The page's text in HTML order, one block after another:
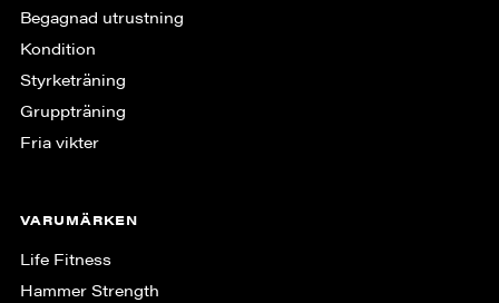
Begagnad utrustning
Kondition
Styrketräning
Gruppträning
Fria vikter
VARUMÄRKEN
Life Fitness
Hammer Strength